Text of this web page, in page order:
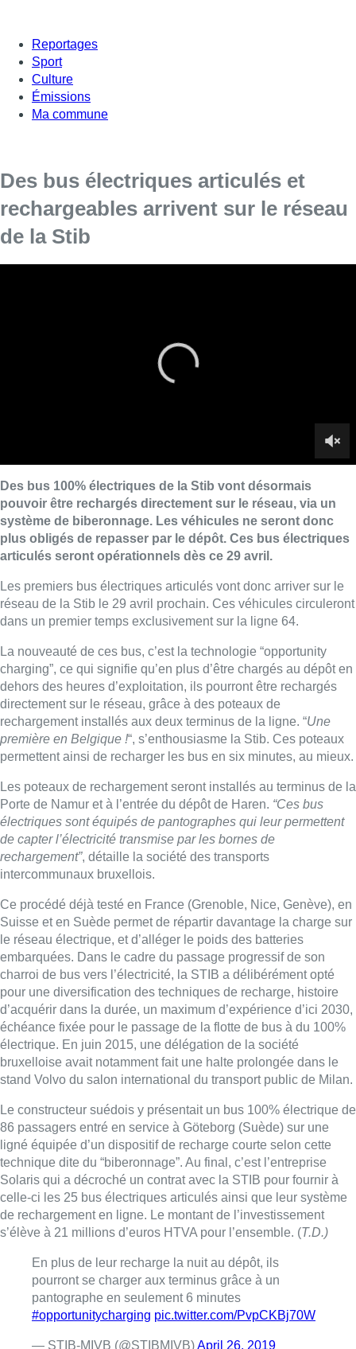
Reportages
Sport
Culture
Émissions
Ma commune
Des bus électriques articulés et
rechargeables arrivent sur le réseau
de la Stib
articulés seront opérationnels dès ce 29 avril.
Les premiers bus électriques articulés vont donc arriver sur le
La nouveauté de ces bus, c’est la technologie “opportunity
charging”, ce qui signifie qu’en plus d’être chargés au dépôt en
directement sur le réseau, grâce à des poteaux de
rechargement installés aux deux terminus de la ligne. “Une
première en Belgique !“, s’enthousiasme la Stib. Ces poteaux
permettent ainsi de recharger les bus en six minutes, au mieux.
Porte de Namur et à l’entrée du dépôt de Haren. “Ces bus
électriques sont équipés de pantographes qui leur permettent
de capter l’électricité transmise par les bornes de
rechargement”
, détaille la société des transports
intercommunaux bruxellois.
Ce procédé déjà testé en France (Grenoble, Nice, Genève), en
Suisse et en Suède permet de répartir davantage la charge sur
le réseau électrique, et d’alléger le poids des batteries
embarquées. Dans le cadre du passage progressif de son
charroi de bus vers l’électricité, la STIB a délibérément opté
pour une diversification des techniques de recharge, histoire
d’acquérir dans la durée, un maximum d’expérience d’ici 2030,
échéance fixée pour le passage de la flotte de bus à du 100%
électrique. En juin 2015, une délégation de la société
bruxelloise avait notamment fait une halte prolongée dans le
stand Volvo du salon international du transport public de Milan.
Le constructeur suédois y présentait un bus 100% électrique de
86 passagers entré en service à Göteborg (Suède) sur une
ligné équipée d’un dispositif de recharge courte selon cette
technique dite du “biberonnage”. Au final, c’est l’entreprise
Solaris qui a décroché un contrat avec la STIB pour fournir à
celle-ci les 25 bus électriques articulés ainsi que leur système
de rechargement en ligne. Le montant de l’investissement
s’élève à 21 millions d’euros HTVA pour l’ensemble. (T.D.)
En plus de leur recharge la nuit au dépôt, ils
pourront se charger aux terminus grâce à un
pantographe en seulement 6 minutes
#opportunitycharging
pic.twitter.com/PvpCKBj70W
— STIB-MIVB (@STIBMIVB)April 26, 2019
■ Images et interview deNicolas Franchomme.
Lire aussi :
Pizza Nizar: un coup de pub
inattendu grâce à l’IA